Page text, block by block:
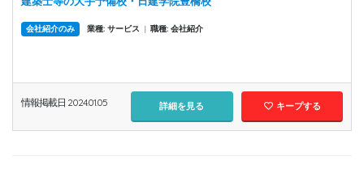
会社紹介のみ 業種: サービス | 職種: 会社紹介
情報掲載日 2024.01.05 詳細を見る キープする